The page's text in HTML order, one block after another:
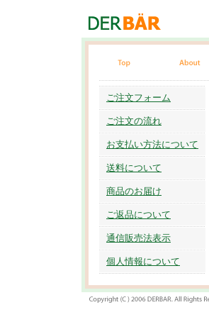
ご注文フォーム
ご注文の流れ
お支払い方法について
送料について
商品のお届け
ご返品について
通信販売法表示
個人情報について